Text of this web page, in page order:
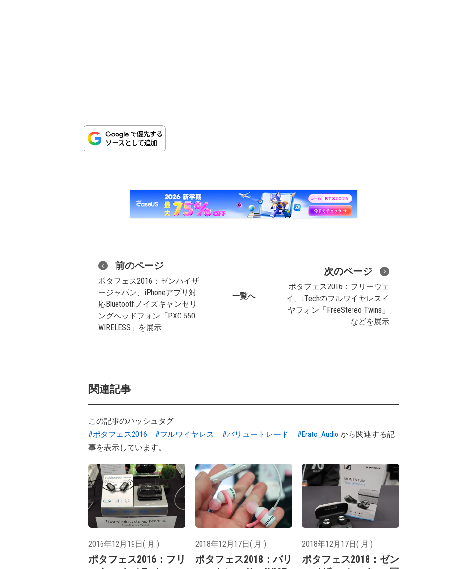
前のページ
ポタフェス2016：ゼンハイザ
ージャパン、iPhoneアプリ対
応Bluetoothノイズキャンセリ
ングヘッドフォン「PXC 550
WIRELESS」を展示
一覧へ
次のページ
ポタフェス2016：フリーウェ
イ、i.Techのフルワイヤレスイ
ヤフォン「FreeStereo Twins」
などを展示
関連記事
この記事のハッシュタグ
#ポタフェス2016
#フルワイヤレス #バリュートレード #Erato_Audio から関連する記
事を表示しています。
2016年12月19日( 月 )
ポタフェス2016：フリ
2018年12月17日( 月 )
ポタフェス2018：バリ
2018年12月17日( 月 )
ポタフェス2018：ゼン